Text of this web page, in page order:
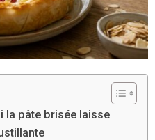
la pâte brisée laisse